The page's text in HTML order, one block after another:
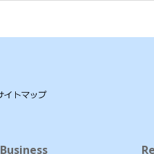
Business